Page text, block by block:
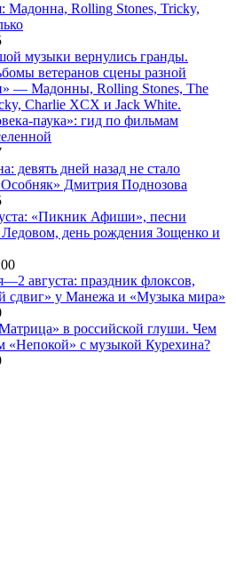
Мадонна, Rolling Stones, Tricky,
музыки вернулись гранды.
ветеранов сцены разной
— Мадонны, Rolling Stones, The
Charlie XCX и Jack White.
паука»: гид по фильмам
девять дней назад не стало
Дмитрия Поднозова
«Пикник Афиши», песни
день рождения Зощенко и
августа: праздник флоксов,
сдвиг» у Манежа и «Музыка мира»
в российской глуши. Чем
«Непокой» с музыкой Курехина?